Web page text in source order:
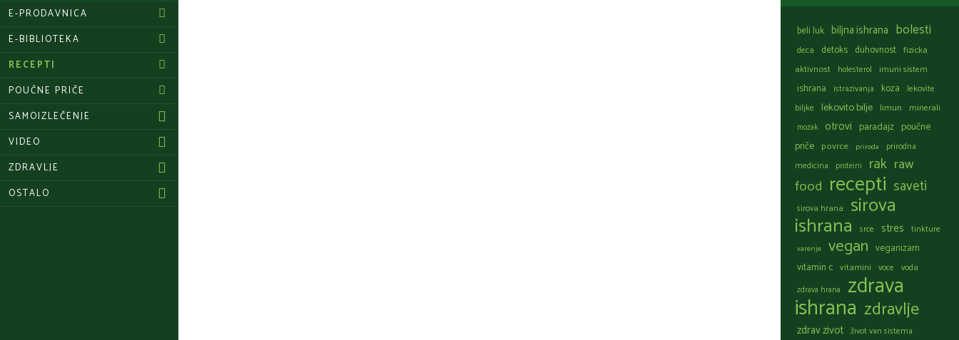
E-PRODAVNICA
E-BIBLIOTEKA
RECEPTI
POUČNE PRIČE
SAMOIZLEČENJE
VIDEO
ZDRAVLJE
OSTALO
beli luk biljna ishrana bolesti
deca detoks duhovnost fizicka
aktivnost holesterol imuni sistem
ishrana istrazivanja koza
lekovite
biljke
lekovito bilje limun minerali
mozak otrovi paradajz poučne
priče povrce priroda
prirodna
medicina
proteini rak raw
food recepti saveti
sirova hrana sirova
ishrana srce stres tinkture
varenje vegan veganizam
vitamin c vitamini voce voda
zdrava hrana zdrava
ishrana zdravlje
zdrav zivot život van sistema